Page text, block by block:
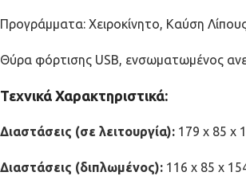
Προγράμματα: Χειροκίνητο, Καύση
Θύρα φόρτισης USB, ενσωματωμένος
Τεχνικά Χαρακτηριστικά:
Διαστάσεις (σε λειτουργία): 179 x 85 x
Διαστάσεις (διπλωμένος): 116 x 85 x